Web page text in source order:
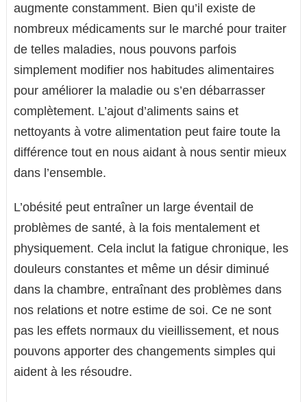
augmente constamment. Bien qu’il existe de
nombreux médicaments sur le marché pour traiter
de telles maladies, nous pouvons parfois
simplement modifier nos habitudes alimentaires
pour améliorer la maladie ou s’en débarrasser
complètement. L’ajout d’aliments sains et
nettoyants à votre alimentation peut faire toute la
différence tout en nous aidant à nous sentir mieux
dans l’ensemble.
L’obésité peut entraîner un large éventail de
problèmes de santé, à la fois mentalement et
physiquement. Cela inclut la fatigue chronique, les
douleurs constantes et même un désir diminué
dans la chambre, entraînant des problèmes dans
nos relations et notre estime de soi. Ce ne sont
pas les effets normaux du vieillissement, et nous
pouvons apporter des changements simples qui
aident à les résoudre.